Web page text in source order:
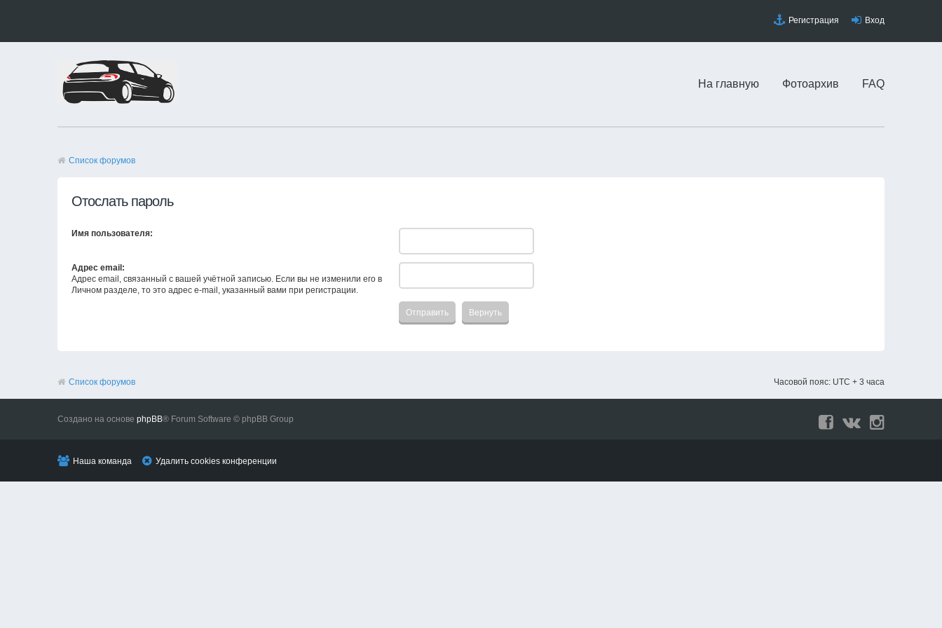
Регистрация Вход
На главную Фотоархив FAQ
Список форумов
Отослать пароль
Имя пользователя:
Адрес email:
Адрес email, связанный с вашей учётной записью. Если вы не изменили его в
Личном разделе, то это адрес e-mail, указанный вами при регистрации.
Список форумов Часовой пояс: UTC + 3 часа
Создано на основе phpBB® Forum Software © phpBB Group
Наша команда Удалить cookies конференции